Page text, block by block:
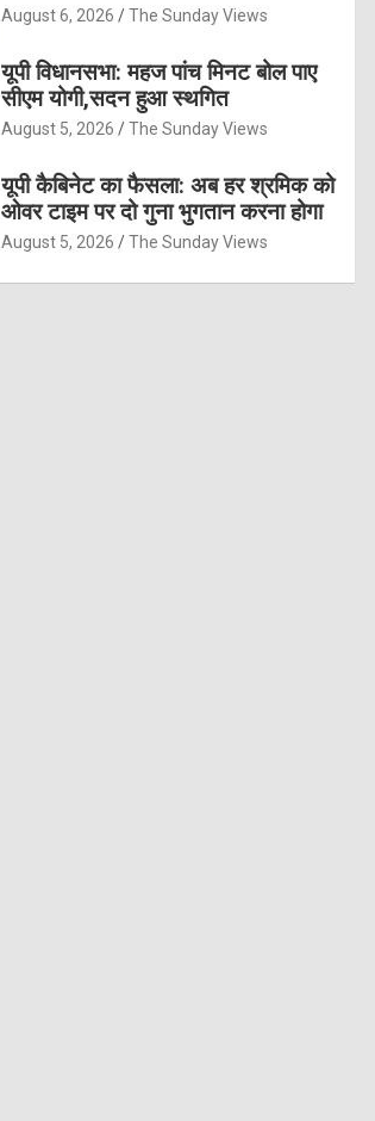
August 6, 2026 The Sunday Views
यूपी विधानसभा: महज पांच मिनट बोल पाए
सीएम योगी,सदन हुआ स्थगित
August 5, 2026 The Sunday Views
यूपी कैबिनेट का फैसला: अब हर श्रमिक को
ओवर टाइम पर दो गुना भुगतान करना होगा
August 5, 2026 The Sunday Views